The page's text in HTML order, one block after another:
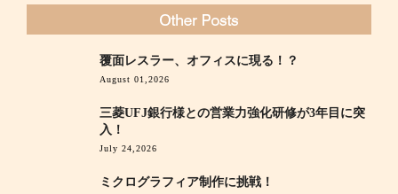
覆面レスラー、オフィスに現る！？
August 01,2026
三菱UFJ銀行様との営業力強化研修が3年目に突
入！
July 24,2026
ミクログラフィア制作に挑戦！